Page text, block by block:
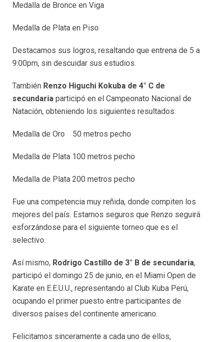
Medalla de Bronce en Viga
Medalla de Plata en Piso
Destacamos sus logros, resaltando que entrena de 5 a
9:00pm, sin descuidar sus estudios.
También Renzo Higuchi Kokuba de 4° C de
secundaria participó en el Campeonato Nacional de
Natación, obteniendo los siguientes resultados:
Medalla de Oro 50 metros pecho
Medalla de Plata 100 metros pecho
Medalla de Plata 200 metros pecho
Fue una competencia muy reñida, donde compiten los
mejores del país. Estamos seguros que Renzo seguirá
esforzándose para el siguiente torneo que es el
selectivo.
Así mismo, Rodrigo Castillo de 3° B de secundaria,
participó el domingo 25 de junio, en el Miami Open de
Karate en E.E.U.U., representando al Club Kuba Perú,
ocupando el primer puesto entre participantes de
diversos países del continente americano.
Felicitamos sinceramente a cada uno de ellos,